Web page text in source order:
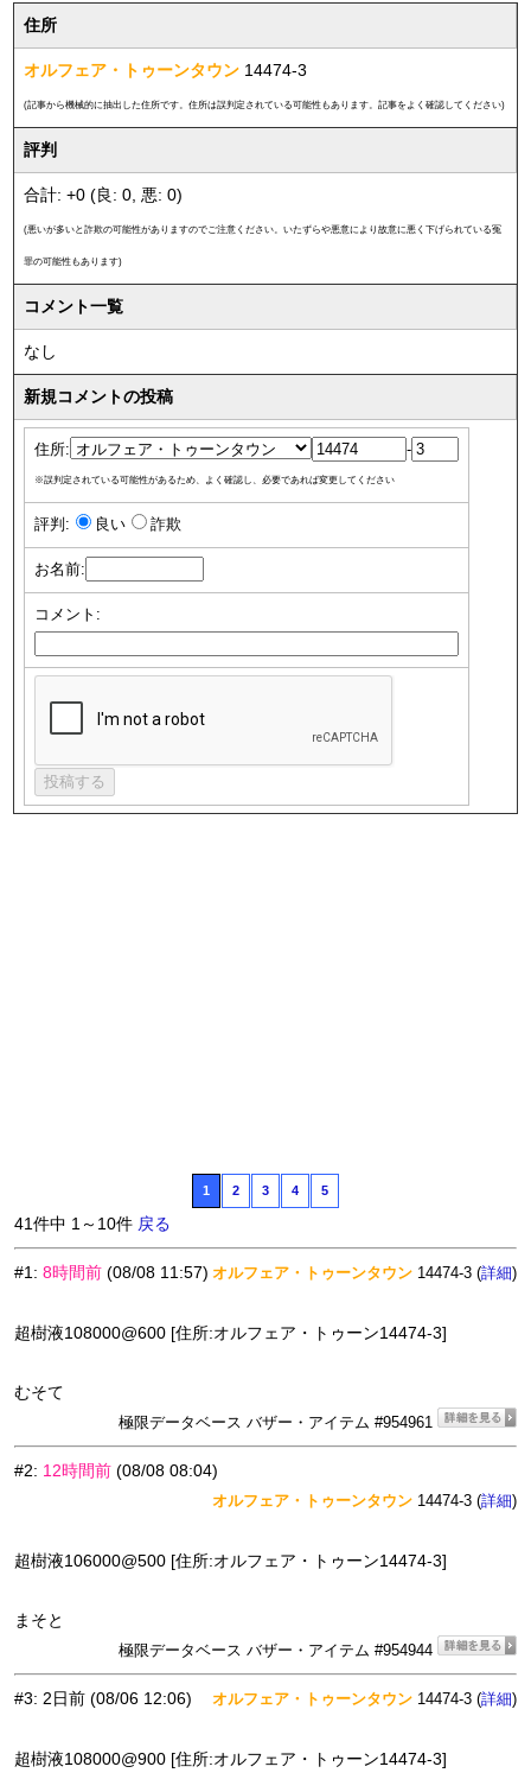
住所
オルフェア・トゥーンタウン 14474-3
(記事から機械的に抽出した住所です。住所は誤判定されている可能性もあります。記事をよく確認してください)
評判
合計: +0 (良: 0, 悪: 0)
(悪いが多いと詐欺の可能性がありますのでご注意ください。いたずらや悪意により故意に悪く下げられている冤
罪の可能性もあります)
コメント一覧
なし
新規コメントの投稿
住所: -
※誤判定されている可能性があるため、よく確認し、必要であれば変更してください
評判: 良い 詐欺
お名前:
コメント:
1 2 3 4 5
41件中 1～10件 戻る
#1: 8時間前 (08/08 11:57) オルフェア・トゥーンタウン 14474-3 (詳細)
超樹液108000@600 [住所:オルフェア・トゥーン14474-3]
むそて
極限データベース バザー・アイテム #954961
#2: 12時間前 (08/08 08:04)
オルフェア・トゥーンタウン 14474-3 (詳細)
超樹液106000@500 [住所:オルフェア・トゥーン14474-3]
まそと
極限データベース バザー・アイテム #954944
#3: 2日前 (08/06 12:06) オルフェア・トゥーンタウン 14474-3 (詳細)
超樹液108000@900 [住所:オルフェア・トゥーン14474-3]